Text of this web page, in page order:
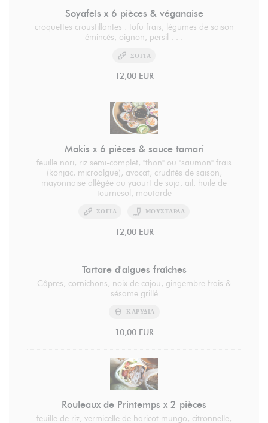
Soyafels x 6 pièces & véganaise
croquettes croustillantes : tofu frais, légumes de saison
émincés, oignon, persil . . .
ΣΌΓΙΑ
12,00 EUR
Makis x 6 pièces & sauce tamari
feuille nori, riz semi-complet, "thon" ou "saumon" frais
(konjac, microalgue), avocat, crudités de saison,
mayonnaise allégée au yaourt de soja, ail, huile de
tournesol, moutarde
ΣΌΓΙΑ ΜΟΥΣΤΆΡΔΑ
12,00 EUR
Tartare d'algues fraîches
Câpres, cornichons, noix de cajou, gingembre frais &
sésame grillé
ΚΑΡΎΔΙΑ
10,00 EUR
Rouleaux de Printemps x 2 pièces
feuille de riz, vermicelle de haricot mungo, citronnelle,